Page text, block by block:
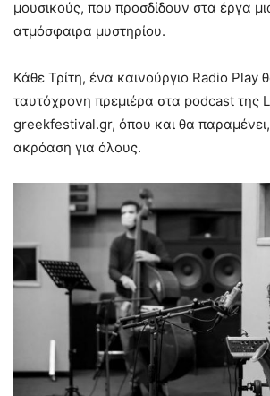
μουσικούς, που προσδίδουν στα έργα
ατμόσφαιρα μυστηρίου.
Κάθε Τρίτη, ένα καινούργιο Radio Play
ταυτόχρονη πρεμιέρα στα podcast της
greekfestival.gr, όπου και θα
ακρόαση για όλους.